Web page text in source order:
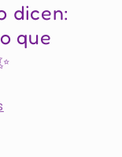
dicen:
que